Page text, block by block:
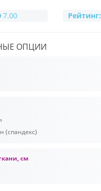
7.00 Рейтинг:
ОПЦИИ
(спандекс)
см